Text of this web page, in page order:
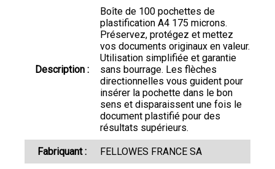
Description :
Boîte de 100 pochettes de
plastification A4 175 microns.
Préservez, protégez et mettez
vos documents originaux en valeur.
Utilisation simplifiée et garantie
sans bourrage. Les flèches
directionnelles vous guident pour
insérer la pochette dans le bon
sens et disparaissent une fois le
document plastifié pour des
résultats supérieurs.
Fabriquant : FELLOWES FRANCE SA